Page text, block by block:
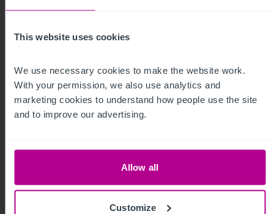
This website uses cookies
We use necessary cookies to make the website work.
With your permission, we also use analytics and
marketing cookies to understand how people use the site
and to improve our advertising.
Allow all
Customize
Related Articles